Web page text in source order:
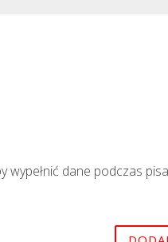
wypełnić dane podczas